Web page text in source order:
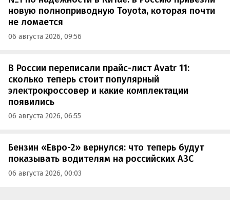
новую полноприводную Toyota, которая почти
не ломается
06 августа 2026, 09:56
В России переписали прайс-лист Avatr 11:
сколько теперь стоит популярный
электрокроссовер и какие комплектации
появились
06 августа 2026, 06:55
Бензин «Евро-2» вернулся: что теперь будут
показывать водителям на российских АЗС
06 августа 2026, 00:03